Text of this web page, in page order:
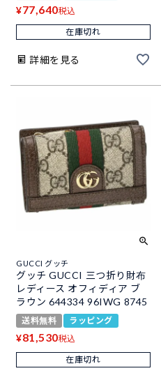
¥77,640税込
在庫切れ
詳細を見る
GUCCI グッチ
グッチ GUCCI 三つ折り財布
レディース オフィディア ブ
ラウン 644334 96IWG 8745
送料無料 ラッピング
¥81,530税込
在庫切れ